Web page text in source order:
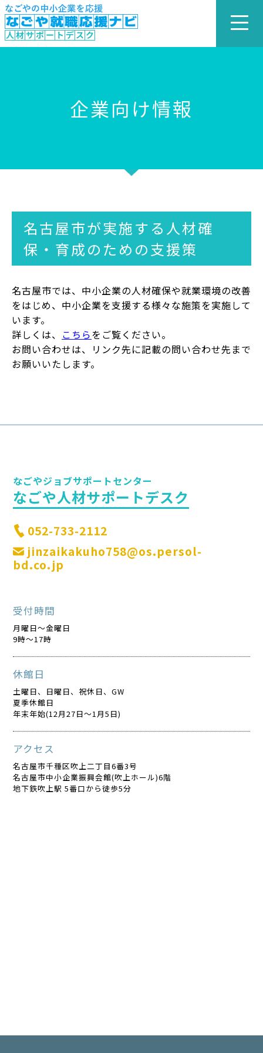
企業向け情報
名古屋市が実施する人材確
保・育成のための支援策
名古屋市では、中小企業の人材確保や就業環境の改善
をはじめ、中小企業を支援する様々な施策を実施して
います。
詳しくは、 こちらをご覧ください。
お問い合わせは、リンク先に記載の問い合わせ先まで
お願いいたします。
なごやジョブサポートセンター
なごや人材サポートデスク
052-733-2112
jinzaikakuho758@os.persol-
bd.co.jp
受付時間
月曜日～金曜日
9時～17時
休館日
土曜日、日曜日、祝休日、GW
夏季休館日
年末年始(12月27日～1月5日)
アクセス
名古屋市千種区吹上二丁目6番3号
名古屋市中小企業振興会館(吹上ホール)6階
地下鉄吹上駅 5番口から徒歩5分